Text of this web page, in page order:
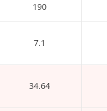
190
7.1
34.64